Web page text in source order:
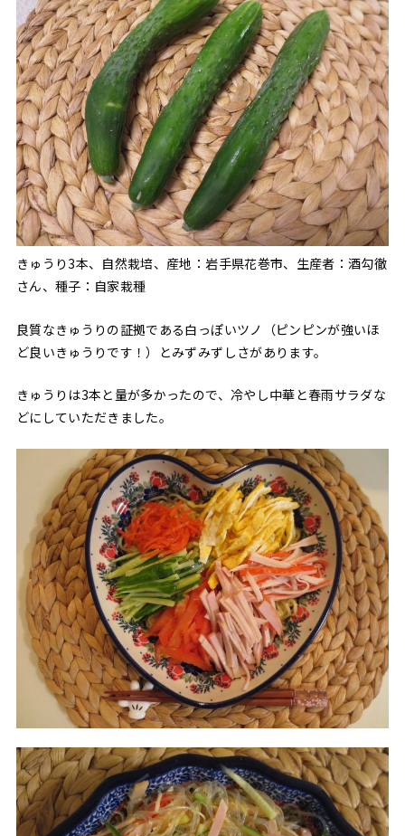
きゅうり3本、自然栽培、産地：岩手県花巻市、生産者：酒勾徹
さん、種子：自家栽種
良質なきゅうりの証拠である白っぽいツノ（ピンピンが強いほ
ど良いきゅうりです！）とみずみずしさがあります。
きゅうりは3本と量が多かったので、冷やし中華と春雨サラダな
どにしていただきました。